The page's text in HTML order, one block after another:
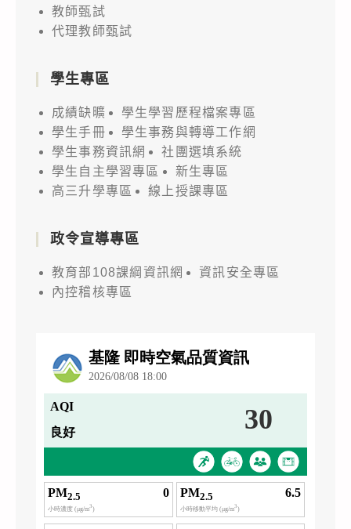
教師甄試
代理教師甄試
學生專區
成績缺曠
學生學習歷程檔案專區
學生手冊
學生事務與轉導工作網
學生事務資訊網
社團選填系統
學生自主學習專區
新生專區
高三升學專區
線上授課專區
政令宣導專區
教育部108課綱資訊網
資訊安全專區
內控稽核專區